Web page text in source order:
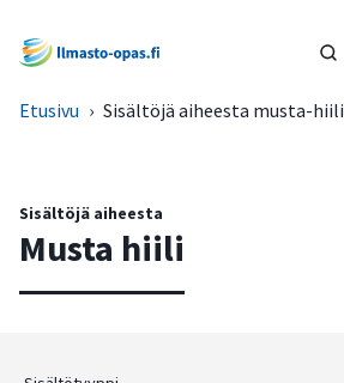
Etusivu › Sisältöjä aiheesta musta-hiili
Sisältöjä aiheesta
Musta hiili